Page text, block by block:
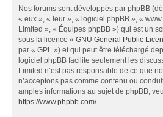
Nos forums sont développés par phpBB
« eux », « leur », « logiciel phpBB », «
Limited », « Équipes phpBB ») qui est un
sous la licence « GNU General Public
par « GPL ») et qui peut être téléchargé
logiciel phpBB facilite seulement les
Limited n’est pas responsable de ce que
n’acceptons pas comme contenu ou
amples informations au sujet de phpBB,
https://www.phpbb.com/.